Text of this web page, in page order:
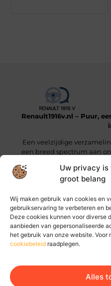
Uw privacy is
groot belang
Wij maken gebruik van cookies en
gebruikservaring te verbeteren en
Deze cookies kunnen voor diverse
aanbieden van gepersonaliseerde
het gebruik van onze website. Voor
cookiebeleid raadplegen.
Alles
Renault1916v.nl – Puur,
Een veelzijdige
een breed spectrum aan
Onze informatie
Bericht categorie